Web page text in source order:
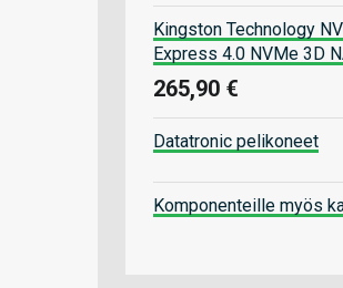
Kingston Technology
Express 4.0 NVMe 3D
265,90 €
Datatronic pelikoneet
Komponenteille myös